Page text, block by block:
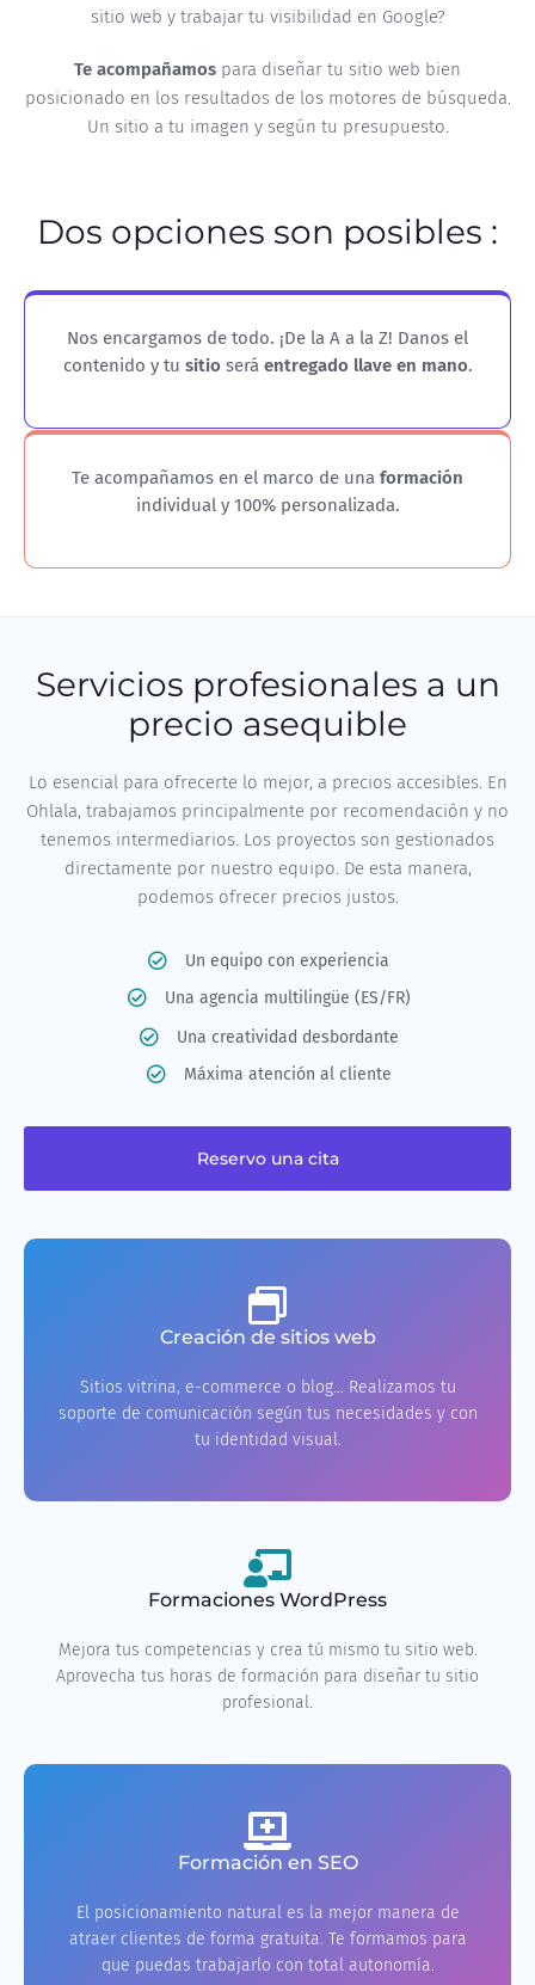
sitio web y trabajar tu visibilidad en Google?
Te acompañamos para diseñar tu sitio web bien
posicionado en los resultados de los motores de búsqueda.
Un sitio a tu imagen y según tu presupuesto.
Dos opciones son posibles :
Nos encargamos de todo. ¡De la A a la Z! Danos el
contenido y tu sitio será entregado llave en mano.
Te acompañamos en el marco de una formación
individual y 100% personalizada.
Servicios profesionales a un
precio asequible
Lo esencial para ofrecerte lo mejor, a precios accesibles. En
Ohlala, trabajamos principalmente por recomendación y no
tenemos intermediarios. Los proyectos son gestionados
directamente por nuestro equipo. De esta manera,
podemos ofrecer precios justos.
Un equipo con experiencia
Una agencia multilingüe (ES/FR)
Una creatividad desbordante
Máxima atención al cliente
Reservo una cita
Creación de sitios web
Sitios vitrina, e-commerce o blog… Realizamos tu
soporte de comunicación según tus necesidades y con
tu identidad visual.
Formaciones WordPress
Mejora tus competencias y crea tú mismo tu sitio web.
Aprovecha tus horas de formación para diseñar tu sitio
profesional.
Formación en SEO
El posicionamiento natural es la mejor manera de
atraer clientes de forma gratuita. Te formamos para
que puedas trabajarlo con total autonomía.